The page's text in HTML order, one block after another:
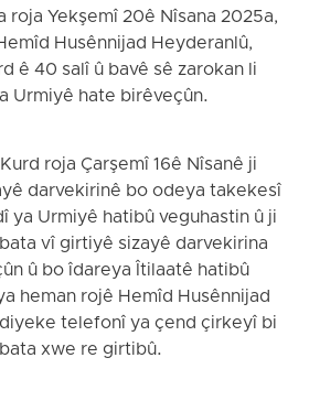
roja Yekşemî 20ê Nîsana 2025a,
Husênnijad Heyderanlû,
ê 40 salî û bavê sê zarokan li
Urmiyê hate birêveçûn.
roja Çarşemî 16ê Nîsanê ji
darvekirinê bo odeya takekesî
ya Urmiyê hatibû veguhastin û ji
vî girtiyê sizayê darvekirina
û bo îdareya Îtilaatê hatibû
heman rojê Hemîd Husênnijad
telefonî ya çend çirkeyî bi
xwe re girtibû.